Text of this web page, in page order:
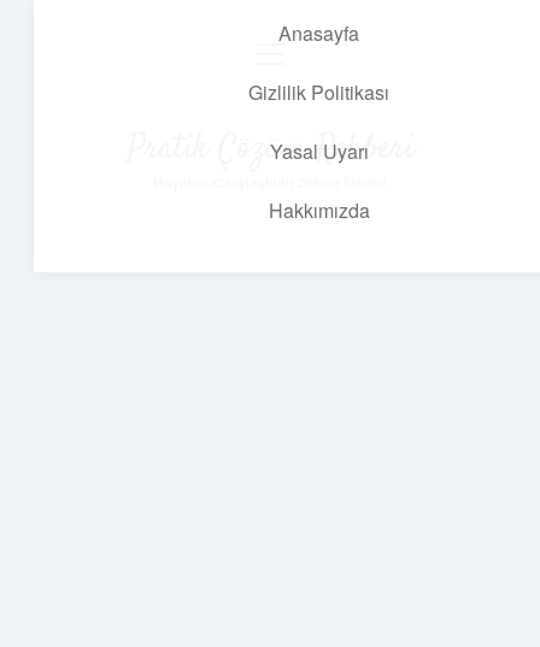
Anasayfa
Gizlilik Politikası
Yasal Uyarı
Hakkımızda
Pratik Çözüm Rehberi